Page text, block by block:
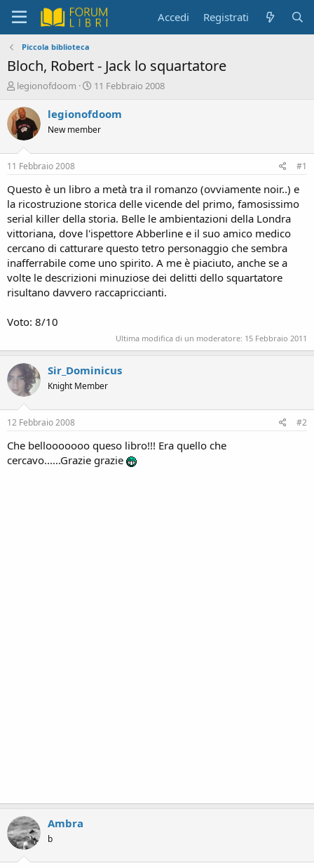
Accedi Registrati
Piccola biblioteca
Bloch, Robert - Jack lo squartatore
C
e
a
t
e
D
s
c
u
s
s
i
n
legionofdoom
D
t
d
i
i
o
11 Febbraio 2008
legionofdoom
New member
11 Febbraio 2008 #1
Questo è un libro a metà tra il romanzo (ovviamente noir..) e
la ricostruzione storica delle vicende del primo, famosissimo
serial killer della storia. Belle le ambientazioni della Londra
vittoriana, dove l'ispettore Abberline e il suo amico medico
cercano di catturare questo tetro personaggio che sembra
inafferrabile come uno spirito. A me è piaciuto, anche se a
volte le descrizioni minuziose dei delitti dello squartatore
risultano davvero raccapriccianti.
Voto: 8/10
Ultima modifica di un moderatore: 15 Febbraio 2011
Sir_Dominicus
Knight Member
12 Febbraio 2008 #2
Che bellooooooo queso libro!!! Era quello che
cercavo......Grazie grazie
Ambra
b